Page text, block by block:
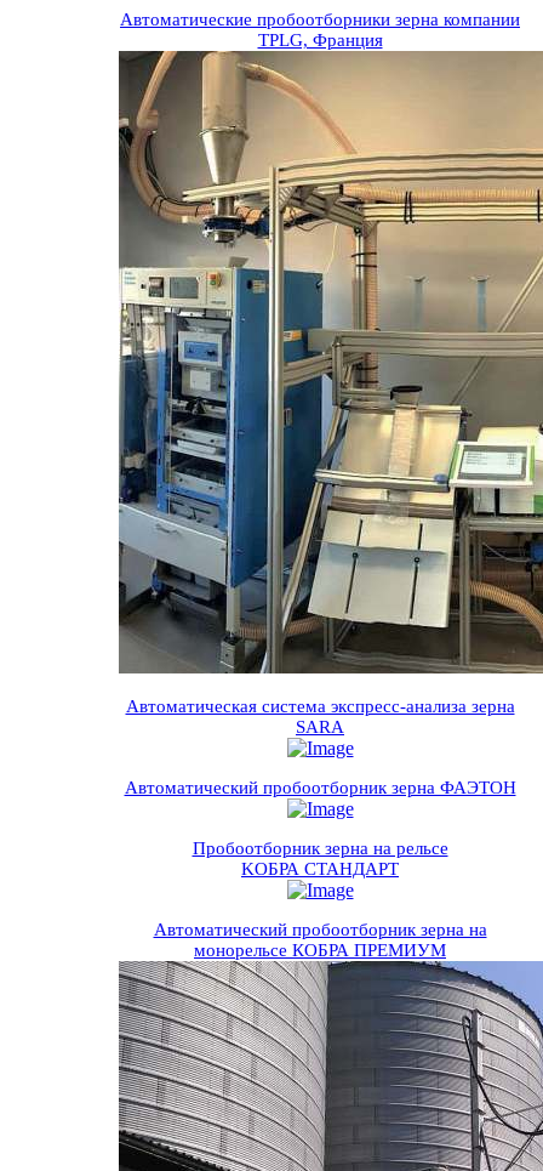
Автоматические пробоотборники зерна компании
TPLG, Франция
Автоматическая система экспресс-анализа зерна
SARA
Автоматический пробоотборник зерна ФАЭТОН
Пробоотборник зерна на рельсе
KOБРА СТАНДАРТ
Автоматический пробоотборник зерна на
монорельсе КОБРА ПРЕМИУМ